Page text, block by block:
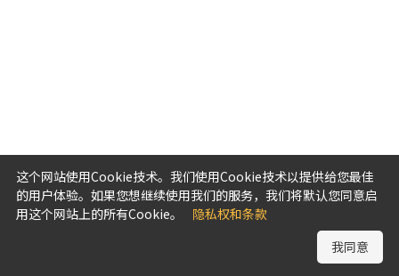
这个网站使用Cookie技术。我们使用Cookie技术以提供给您最佳
的用户体验。如果您想继续使用我们的服务，我们将默认您同意启
用这个网站上的所有Cookie。
隐私权和条款
我同意